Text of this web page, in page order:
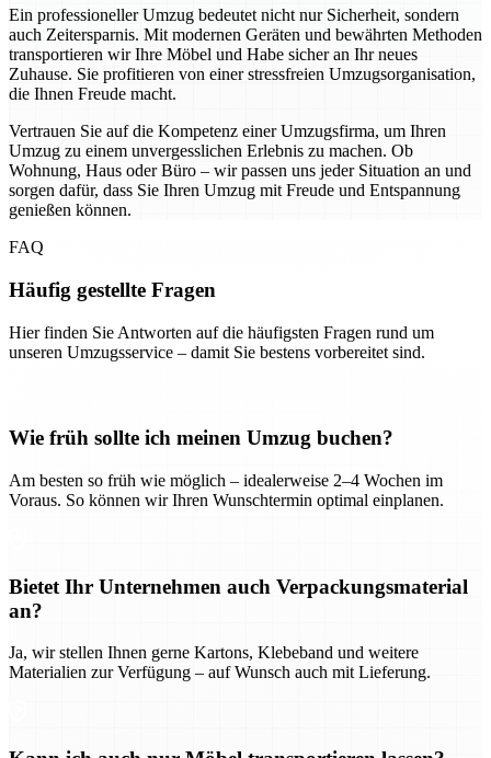
Ein professioneller Umzug bedeutet nicht nur Sicherheit, sondern
auch Zeitersparnis. Mit modernen Geräten und bewährten Methoden
transportieren wir Ihre Möbel und Habe sicher an Ihr neues
Zuhause. Sie profitieren von einer stressfreien Umzugsorganisation,
die Ihnen Freude macht.
Vertrauen Sie auf die Kompetenz einer Umzugsfirma, um Ihren
Umzug zu einem unvergesslichen Erlebnis zu machen. Ob
Wohnung, Haus oder Büro – wir passen uns jeder Situation an und
sorgen dafür, dass Sie Ihren Umzug mit Freude und Entspannung
genießen können.
FAQ
Häufig gestellte Fragen
Hier finden Sie Antworten auf die häufigsten Fragen rund um
unseren Umzugsservice – damit Sie bestens vorbereitet sind.
Wie früh sollte ich meinen Umzug buchen?
Am besten so früh wie möglich – idealerweise 2–4 Wochen im
Voraus. So können wir Ihren Wunschtermin optimal einplanen.
Bietet Ihr Unternehmen auch Verpackungsmaterial
an?
Ja, wir stellen Ihnen gerne Kartons, Klebeband und weitere
Materialien zur Verfügung – auf Wunsch auch mit Lieferung.